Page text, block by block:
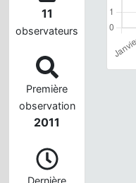
11
observateurs
Première
observation
2011
Dernière